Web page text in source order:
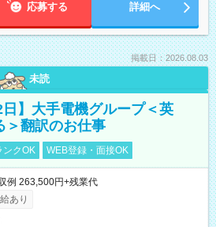
応募する 詳細へ
掲載日：2026.08.03
未読
】大手電機グループ＜英
＞翻訳のお仕事
ンクOK WEB登録・面接OK
263,500円+残業代
あり